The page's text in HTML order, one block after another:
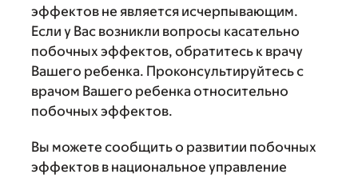
эффектов не является исчерпывающим.
Если у Вас возникли вопросы касательно
побочных эффектов, обратитесь к врачу
Вашего ребенка. Проконсультируйтесь с
врачом Вашего ребенка относительно
побочных эффектов.
Вы можете сообщить о развитии побочных
эффектов в национальное управление